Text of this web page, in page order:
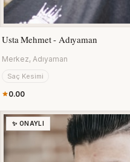
Usta Mehmet - Adıyaman
Merkez, Adıyaman
Saç Kesimi
0.00
✨ ONAYLI